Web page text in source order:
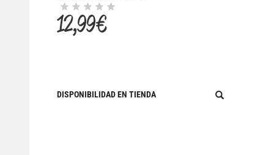
12,99 €
DISPONIBILIDAD EN TIENDA